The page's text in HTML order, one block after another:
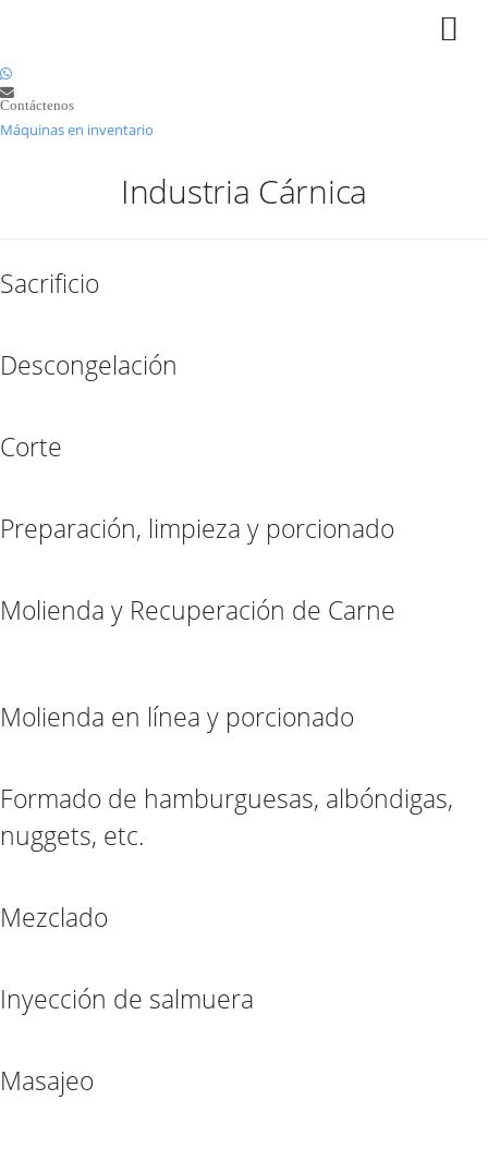
Contáctenos
Máquinas en inventario
Industria Cárnica
Sacrificio
Descongelación
Corte
Preparación, limpieza y porcionado
Molienda y Recuperación de Carne
Molienda en línea y porcionado
Formado de hamburguesas, albóndigas,
nuggets, etc.
Mezclado
Inyección de salmuera
Masajeo